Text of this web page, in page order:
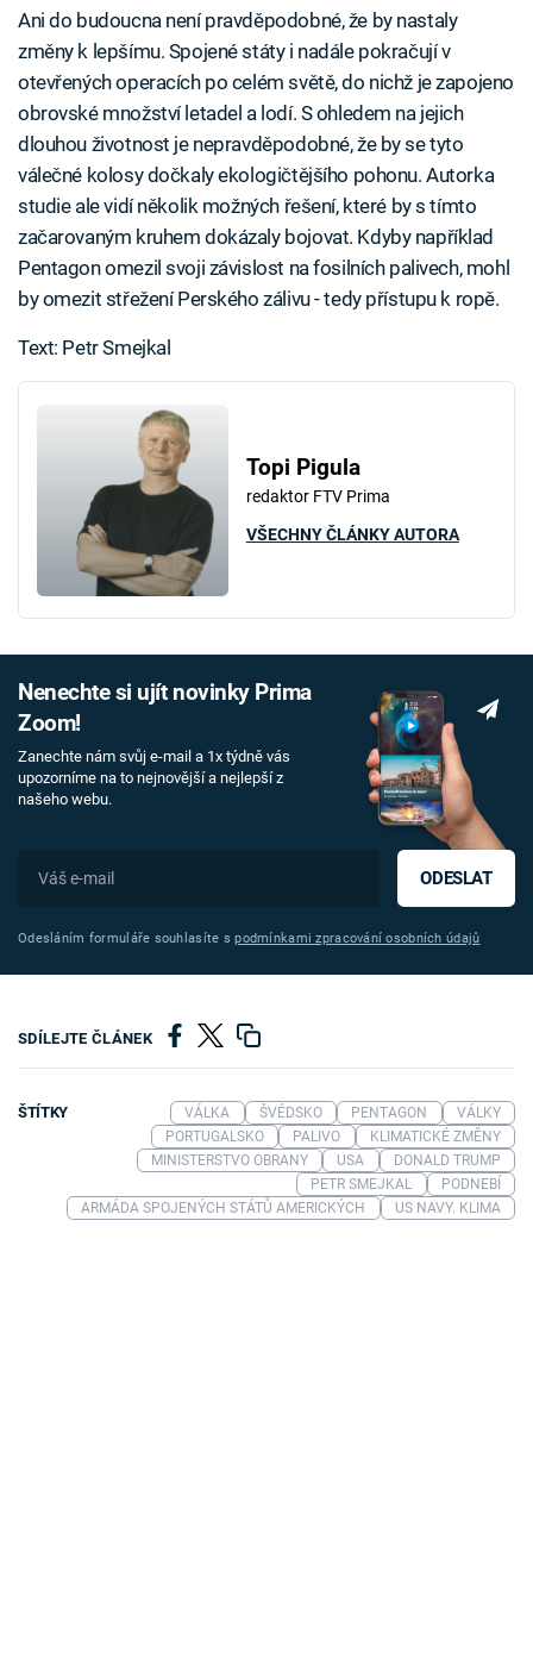
Ani do budoucna není pravděpodobné, že by nastaly
změny k lepšímu. Spojené státy i nadále pokračují v
otevřených operacích po celém světě, do nichž je zapojeno
obrovské množství letadel a lodí. S ohledem na jejich
dlouhou životnost je nepravděpodobné, že by se tyto
válečné kolosy dočkaly ekologičtějšího pohonu. Autorka
studie ale vidí několik možných řešení, které by s tímto
začarovaným kruhem dokázaly bojovat. Kdyby například
Pentagon omezil svoji závislost na fosilních palivech, mohl
by omezit střežení Perského zálivu - tedy přístupu k ropě.
Text: Petr Smejkal
Topi Pigula
redaktor FTV Prima
VŠECHNY ČLÁNKY AUTORA
Nenechte si ujít novinky Prima
Zoom!
Zanechte nám svůj e-mail a 1x týdně vás
upozorníme na to nejnovější a nejlepší z
našeho webu.
ODESLAT
Odesláním formuláře souhlasíte spodmínkami zpracování osobních údajů
SDÍLEJTE ČLÁNEK
ŠTÍTKY VÁLKA ŠVÉDSKO PENTAGON
VÁLKY
PORTUGALSKO
PALIVO
KLIMATICKÉ ZMĚNY
MINISTERSTVO OBRANY
USA
DONALD TRUMP
PETR SMEJKAL
PODNEBÍ
ARMÁDA SPOJENÝCH STÁTŮ AMERICKÝCH
US NAVY. KLIMA